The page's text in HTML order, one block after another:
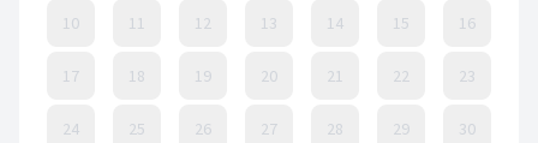
10 11 12 13 14 15 16
17 18 19 20 21 22 23
24 25 26 27 28 29 30